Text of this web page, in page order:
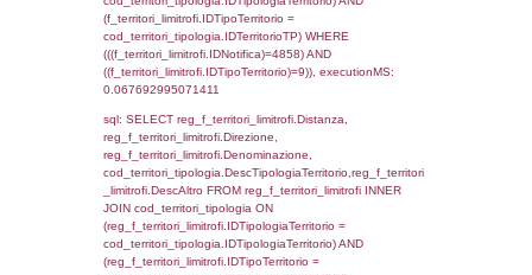
sql: SELECT f_territori_limitrofi.Distanza,
f_territori_limitrofi.Direzione,
f_territori_limitrofi.Denominazione,
f_territori_limitrofi.DescAltro FROM
JOIN cod_territori_tipologia ON
(f_territori_limitrofi.IDTipologiaTerritorio =
cod_territori_tipologia.IDTipologiaTerritorio)
(f_territori_limitrofi.IDTipoTerritorio =
cod_territori_tipologia.IDTerritorioTP)